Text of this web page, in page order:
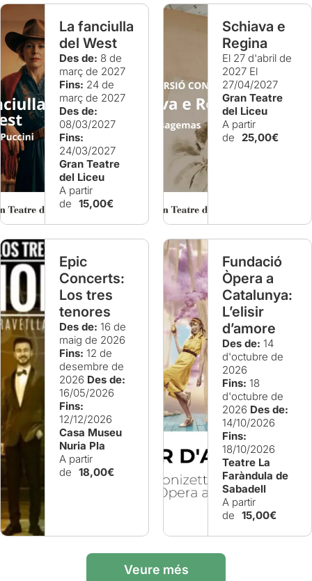
La fanciulla
del West
Des de: 8 de
març de 2027
Fins: 24 de
març de 2027
Des de:
08/03/2027
Fins:
24/03/2027
Gran Teatre
del Liceu
A partir
de 15,00€
Schiava e
Regina
El 27 d'abril de
2027 El
27/04/2027
Gran Teatre
del Liceu
A partir
de
25,00€
Epic
Concerts:
Los tres
tenores
Des de: 16 de
maig de 2026
Fins: 12 de
desembre de
2026 Des de:
16/05/2026
Fins:
12/12/2026
Casa Museu
Nuria Pla
A partir
de 18,00€
Fundació
Òpera a
Catalunya:
L’elisir
d’amore
Des de: 14
d'octubre de
2026
Fins: 18
d'octubre de
2026 Des de:
14/10/2026
Fins:
18/10/2026
Teatre La
Faràndula de
Sabadell
A partir
de 15,00€
Veure més